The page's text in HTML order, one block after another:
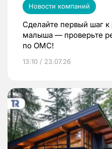
Новости компаний
Сделайте первый шаг
малыша — проверьте
по ОМС!
13:10 / 23.07.26